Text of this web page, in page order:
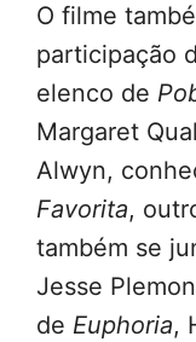
O filme
participação
elenco de
Margaret
Alwyn,
Favorita,
também se
Jesse
de Euphoria,